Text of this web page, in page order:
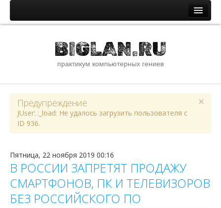
Новости и статьи
Новостная лента
Помощь специалистам IT
ОС семейства Windows
ОС семейства Unix
Сети и интернет
Сборник стандартных паролей
О сайте
Файлы
Наши ссылки
BIGLAN.RU
практикум компьютерных гениев
×
Предупреждение
JUser: :_load: Не удалось загрузить пользователя с
ID 936.
Пятница, 22 ноября 2019 00:16
В РОССИИ ЗАПРЕТЯТ ПРОДАЖУ
СМАРТФОНОВ, ПК И ТЕЛЕВИЗОРОВ
БЕЗ РОССИЙСКОГО ПО